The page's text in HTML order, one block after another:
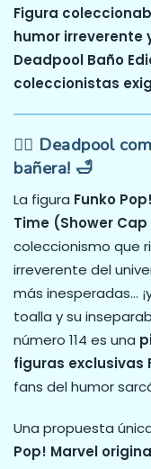
Figura
humor irreverente
Deadpool Baño
coleccionistas
🦸‍♂️ Deadpool
bañera! 🛁
La figura Funko
Time (Shower Cap
coleccionismo que
irreverente del
más inesperadas…
toalla y su
número 114 es una
figuras exclusivas
fans del humor
Una propuesta
Pop! Marvel